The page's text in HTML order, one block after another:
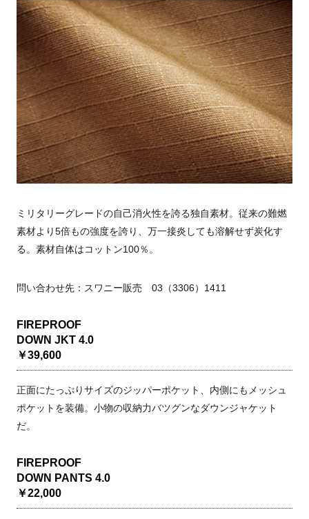
ミリタリーグレードの自己消火性を誇る独自素材。従来の難燃
素材より5倍もの強度を誇り、万一接炎しても溶解せず炭化す
る。素材自体はコットン100％。
問い合わせ先：スワニー販売 03（3306）1411
FIREPROOF
DOWN JKT 4.0
￥39,600
正面にたっぷりサイズのジッパーポケット、内側にもメッシュ
ポケットを装備。小物の収納力バツグンなダウンジャケット
だ。
FIREPROOF
DOWN PANTS 4.0
￥22,000